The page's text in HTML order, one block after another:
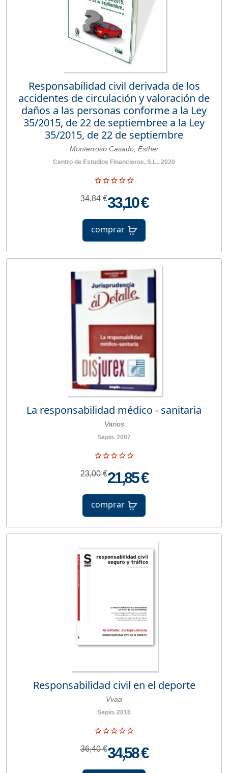
Responsabilidad civil derivada de los
accidentes de circulación y valoración de
daños a las personas conforme a la Ley
35/2015, de 22 de septiembree a la Ley
35/2015, de 22 de septiembre
Monterroso Casado, Esther
Centro de Estudios Financieros, S.L.. 2020
34,84 €33,10 €
comprar
La responsabilidad médico - sanitaria
Varios
Sepin. 2007
23,00 €21,85 €
comprar
Responsabilidad civil en el deporte
Vvaa
Sepin. 2016
36,40 €34,58 €